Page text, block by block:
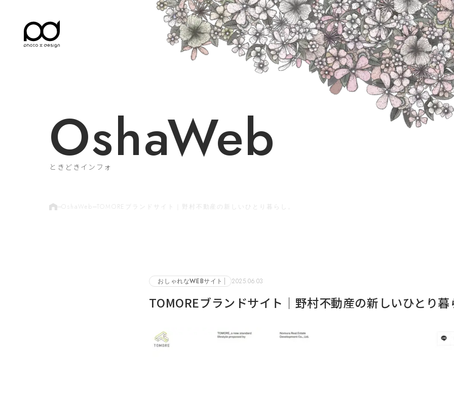
OshaWeb
ときどきインフォ
OshaWeb TOMOREブランドサイト｜野村不動産の新しいひとり暮らし。
おしゃれなWEBサイト 2025.06.03
TOMOREブランドサイト｜野村不動産の新しいひとり